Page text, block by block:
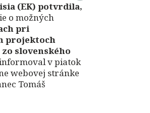
(EK) potvrdila,
o možných
pri
projektoch
slovenského
v piatok
webovej stránke
Tomáš